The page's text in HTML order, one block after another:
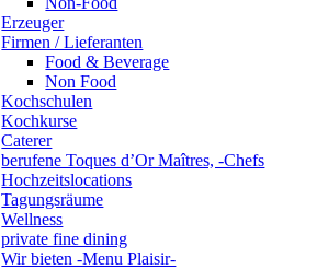
Erzeuger
Firmen / Lieferanten
Food & Beverage
Non Food
Kochschulen
Kochkurse
Caterer
berufene Toques d’Or Maîtres, -Chefs
Hochzeitslocations
Tagungsräume
Wellness
private fine dining
Wir bieten -Menu Plaisir-